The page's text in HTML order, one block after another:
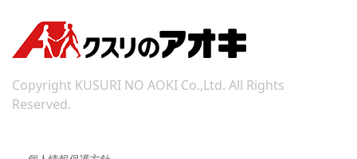
Copyright KUSURI NO AOKI Co.,Ltd. All Rights
Reserved.